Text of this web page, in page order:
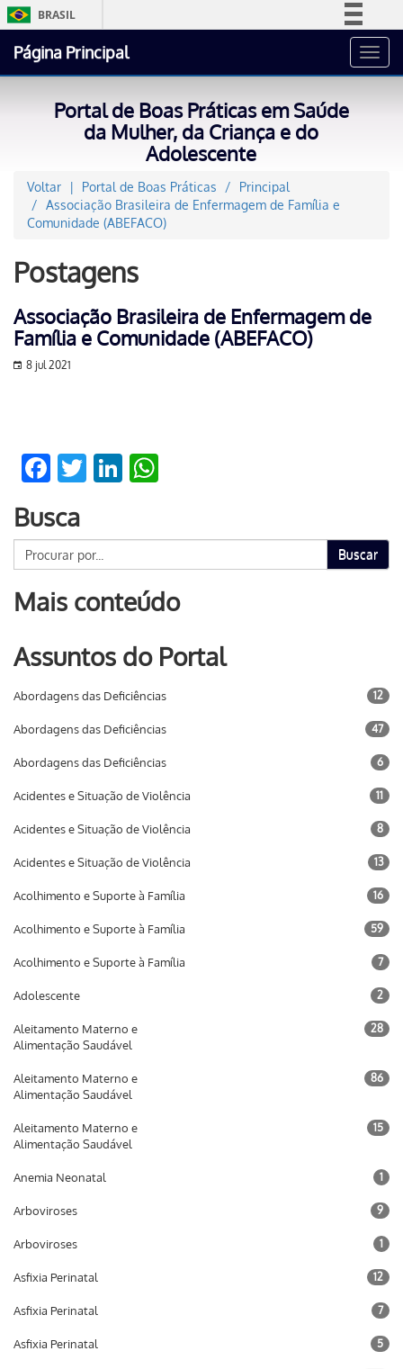
BRASIL
Acesso à informação
Canais
Página Principal
Portal de Boas Práticas em Saúde
da Mulher, da Criança e do
Adolescente
Voltar Portal de Boas Práticas
Principal
Associação Brasileira de Enfermagem de Família e
Comunidade (ABEFACO)
Postagens
Associação Brasileira de Enfermagem de
Família e Comunidade (ABEFACO)
8 jul 2021
Facebook
TwitterLinkedIn
Busca
Buscar
Mais conteúdo
Assuntos do Portal
Abordagens das Deficiências 12
Abordagens das Deficiências 47
Abordagens das Deficiências 6
Acidentes e Situação de Violência 11
Acidentes e Situação de Violência 8
Acidentes e Situação de Violência 13
Acolhimento e Suporte à Família 16
Acolhimento e Suporte à Família 59
Acolhimento e Suporte à Família 7
Adolescente 2
Aleitamento Materno e
Alimentação Saudável
28
Aleitamento Materno e
Alimentação Saudável
86
Aleitamento Materno e
Alimentação Saudável
15
Anemia Neonatal 1
Arboviroses 9
Arboviroses 1
Asfixia Perinatal 12
Asfixia Perinatal 7
Asfixia Perinatal 5